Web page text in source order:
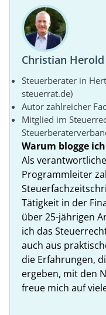
Christian Herold
Steuerberater in
steuerrat.de)
Autor zahlreicher
Mitglied im
Warum blogge
Als
Programmleiter
Tätigkeit in der
über 25-jährigen
ich das
auch aus
die Erfahrungen,
ergeben, mit den
freue mich auf